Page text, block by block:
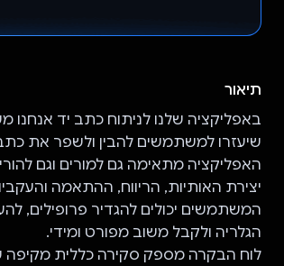
תיאור
שיעזרו למשתמשים להבין ולשפר את
האפליקציה מתאימה גם למורים וגם
יצירת האותיות, הריווח, ההתאמה
המשתמשים יכולים להגדיר פרופילים,
הגלריה ולקבל משוב מפורט ומידי.
לוח הבקרה מספק סקירה כללית מקיפה